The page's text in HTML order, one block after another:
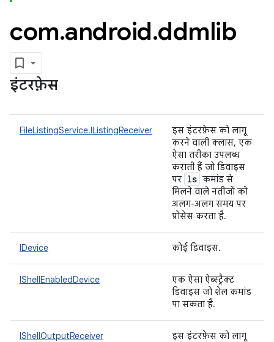
com.android.ddmlib
इंटरफ़ेस
FileListingService.IListingReceiver
इस इंटरफ़ेस को लागू
करने वाली क्लास, एक
ऐसा तरीका उपलब्ध
कराती हैं जो डिवाइस
पर ls कमांड से
मिलने वाले नतीजों को
अलग-अलग समय पर
प्रोसेस करता है.
IDevice कोई डिवाइस.
IShellEnabledDevice
एक ऐसा ऐब्स्ट्रैक्ट
डिवाइस जो शेल कमांड
पा सकता है.
IShellOutputReceiver
इस इंटरफ़ेस को लागू